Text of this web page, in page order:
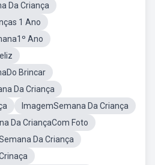
Da Criança
1 Ano
Ano
Brincar
Da Criança
ImagemSemana Da Criança
Da CriançaCom Foto
Da Criança